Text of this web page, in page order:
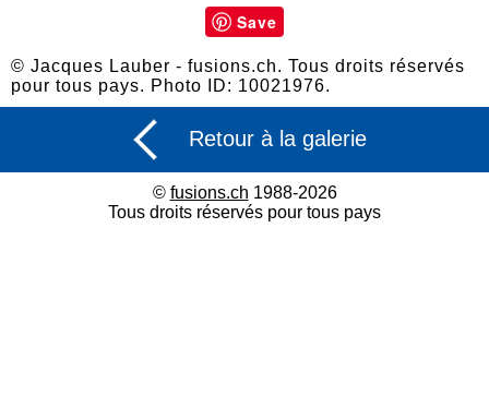
Save
© Jacques Lauber - fusions.ch. Tous droits réservés
pour tous pays. Photo ID: 10021976.
Retour à la galerie
© fusions.ch 1988-2026
Tous droits réservés pour tous pays